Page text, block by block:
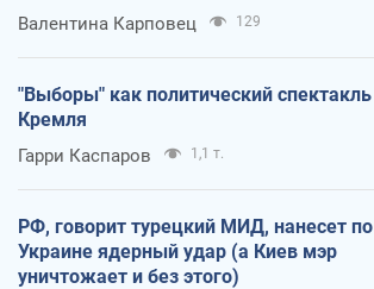
Валентина Карповец 129
"Выборы" как политический спектакль
Кремля
Гарри Каспаров 1,1 т.
РФ, говорит турецкий МИД, нанесет по
Украине ядерный удар (а Киев мэр
уничтожает и без этого)